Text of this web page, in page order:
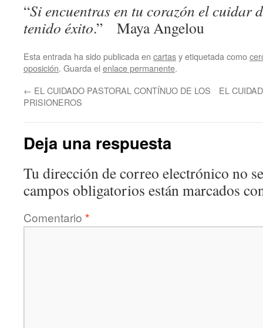
“Si encuentras en tu corazón el cuidar
tenido éxito.” Maya Angelou
Esta entrada ha sido publicada en cartasy etiquetada como
oposición. Guarda el enlace permanente.
← EL CUIDADO PASTORAL CONTÍNUO DE LOS
PRISIONEROS
EL
Deja una respuesta
Tu dirección de correo electrónico no
campos obligatorios están marcados
Comentario *